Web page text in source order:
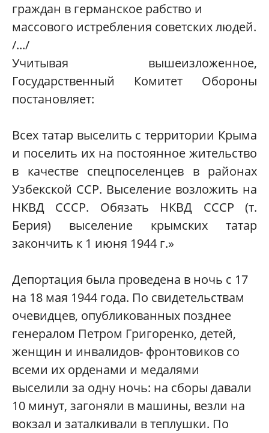
граждан в германское рабство и
массового истребления советских людей.
/.../
Учитывая вышеизложенное,
Государственный Комитет Обороны
постановляет:
Всех татар выселить с территории Крыма
и поселить их на постоянное жительство
в качестве спецпоселенцев в районах
Узбекской ССР. Выселение возложить на
НКВД СССР. Обязать НКВД СССР (т.
Берия) выселение крымских татар
закончить к 1 июня 1944 г.»
Депортация была проведена в ночь с 17
на 18 мая 1944 года. По свидетельствам
очевидцев, опубликованных позднее
генералом Петром Григоренко, детей,
женщин и инвалидов- фронтовиков со
всеми их орденами и медалями
выселили за одну ночь: на сборы давали
10 минут, загоняли в машины, везли на
вокзал и заталкивали в теплушки. По